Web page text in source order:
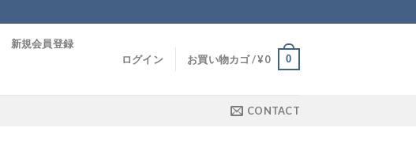
新規会員登録
ログイン お買い物カゴ /¥0 0
CONTACT